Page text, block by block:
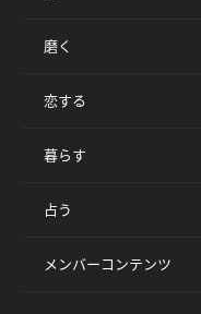
磨く
恋する
暮らす
占う
メンバーコンテンツ